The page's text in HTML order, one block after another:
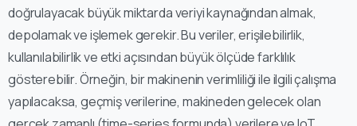
doğrulayacak büyük miktarda veriyi kaynağından almak,
depolamak ve işlemek gerekir. Bu veriler, erişilebilirlik,
kullanılabilirlik ve etki açısından büyük ölçüde farklılık
gösterebilir. Örneğin, bir makinenin verimliliği ile ilgili çalışma
yapılacaksa, geçmiş verilerine, makineden gelecek olan